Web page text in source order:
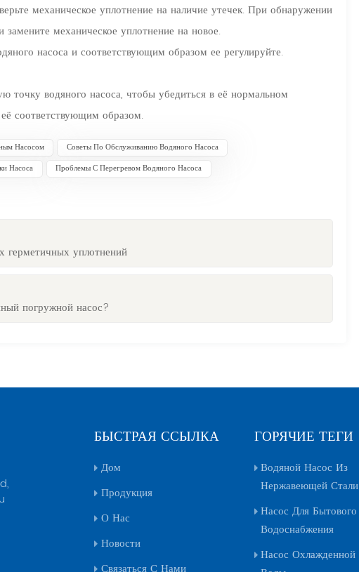
механическое уплотнение на наличие утечек. При обнаружении
механическое уплотнение на новое.
насоса и соответствующим образом ее регулируйте.
точку водяного насоса, чтобы убедиться в её нормальном
соответствующим образом.
Насосом
Советы По Обслуживанию Водяного Насоса
Насоса
Проблемы С Перегревом Водяного Насоса
герметичных уплотнений
погружной насос?
БЫСТРАЯ ССЫЛКА
Дом
Продукция
О Нас
Новости
ГОРЯЧИЕ ТЕГИ
Водяной Насос Из
Нержавеющей Стали
Насос Для Бытового
Водоснабжения
Насос Охлажденной